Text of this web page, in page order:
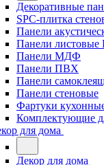
Декоративные
SPC-плитка
Панели
Панели
Панели МДФ
Панели ПВХ
Панели
Панели стеновые
Фартуки
Комплектующие
для дома
Декор для дома